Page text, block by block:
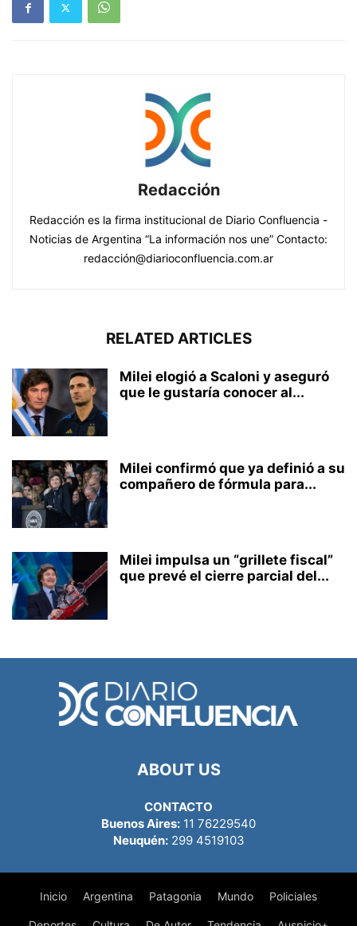
Redacción
Redacción es la firma institucional de Diario Confluencia -
Noticias de Argentina “La información nos une” Contacto:
redacción@diarioconfluencia.com.ar
RELATED ARTICLES
Milei elogió a Scaloni y aseguró
que le gustaría conocer al...
Milei confirmó que ya definió a su
compañero de fórmula para...
Milei impulsa un “grillete fiscal”
que prevé el cierre parcial del...
ABOUT US
CONTACTO
Buenos Aires: 11 76229540
Neuquén:299 4519103
Inicio Argentina Patagonia Mundo Policiales